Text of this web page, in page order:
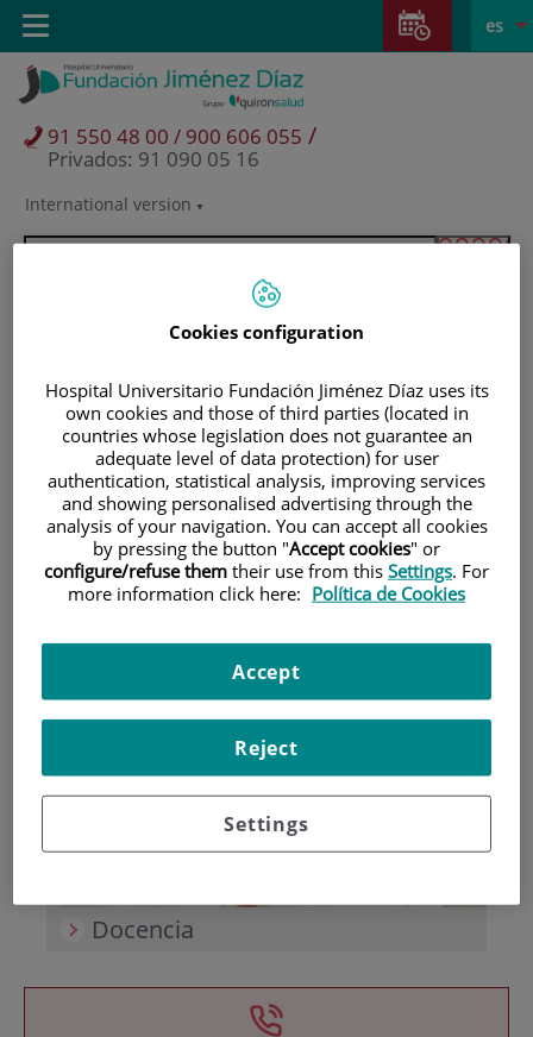
Saltar al contenido
Saltar
contenido
Selector
activo
es
International version
91 550 48 00 / 900 606 055 /
Privados: 91 090 05 16
Toggle
navigation
Pacientes y visitantes
Investigación
Docencia
Cookies configuration
Hospital Universitario Fundación Jiménez Díaz uses its
own cookies and those of third parties (located in
countries whose legislation does not guarantee an
adequate level of data protection) for user
authentication, statistical analysis, improving services
and showing personalised advertising through the
analysis of your navigation. You can accept all cookies
by pressing the button "Accept cookies" or
configure/refuse them their use from this Settings. For
more information click here: Política de Cookies
Settings
Reject
Accept